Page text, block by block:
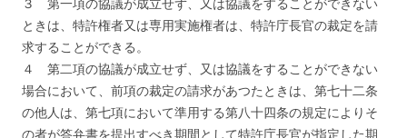
ときは、特許権者又は専用実施権者は、特許庁長官の裁定を請
求することができる。
４ 第二項の協議が成立せず、又は協議をすることができない
場合において、前項の裁定の請求があつたときは、第七十二条
の他人は、第七項において準用する第八十四条の規定によりそ
の者が答弁書を提出すべき期間として特許庁長官が指定した期